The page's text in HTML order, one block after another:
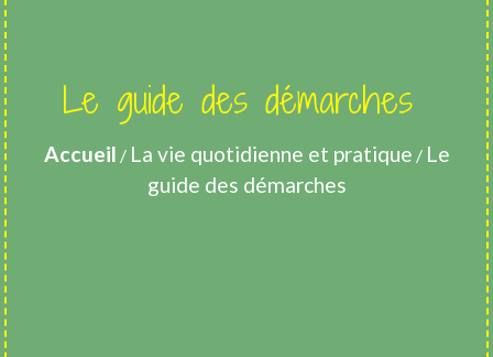
Le guide des démarches
Accueil / La vie quotidienne et pratique / Le
guide des démarches